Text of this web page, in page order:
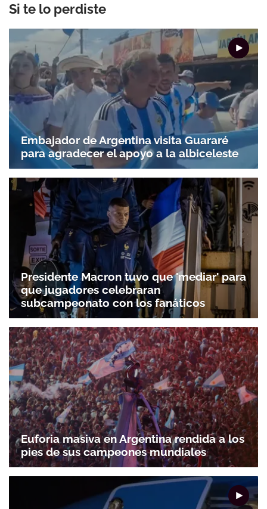
Gracias por suscribirte a nuestro boletín.
Si te lo perdiste
Embajador de Argentina visita Guararé
para agradecer el apoyo a la albiceleste
Presidente Macron tuvo que 'mediar' para
que jugadores celebraran
subcampeonato con los fanáticos
Euforia masiva en Argentina rendida a los
pies de sus campeones mundiales